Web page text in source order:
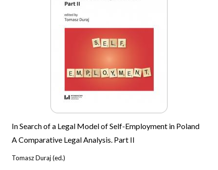
In Search of a Legal Model of Self-Employment in Poland
A Comparative Legal Analysis. Part II
Tomasz Duraj (ed.)